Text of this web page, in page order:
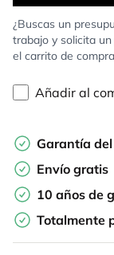
¿Buscas un
trabajo y solicita
el carrito de
Añadir al
Garantía
Envío gratis
10 años de
Totalmente